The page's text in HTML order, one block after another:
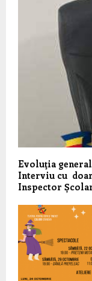
Evoluţia
Interviu cu
Inspector